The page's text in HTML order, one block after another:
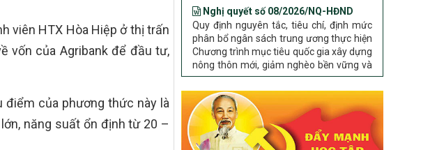
viên HTX Hòa Hiệp ở thị trấn
vốn của Agribank để đầu tư,
điểm của phương thức này là
năng suất ổn định từ 20 –
tỉnh về tình hình thực hiện các Chương trình
mục tiêu quốc gia trên địa bàn
phân bổ ngân sách trung ương thực hiện
Chương trình mục tiêu quốc gia xây dựng
nông thôn mới, giảm nghèo bền vững và
phát triển kinh tế – xã hội vùng đồng bào
dân tộc thiểu số và miền núi giai đoạn
Chỉ Thị số 22-CT/TU
về đẩy mạnh thực hiện Chương trình mục
tiêu quốc gia xây dựng nông thôn mới,
giảm nghèo bền vững và phát triển kinh